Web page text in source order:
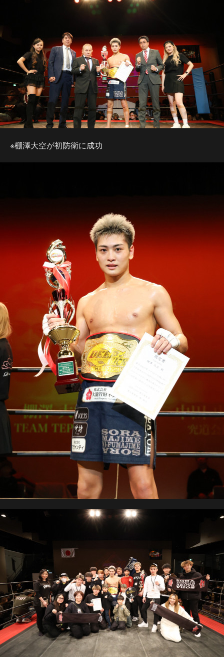
※棚澤大空が初防衛に成功